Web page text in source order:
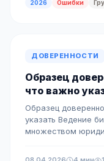
2026 Ошибки
ДОВЕРЕННОСТИ
Образец
что важно
Образец
указать Ведение
множеством